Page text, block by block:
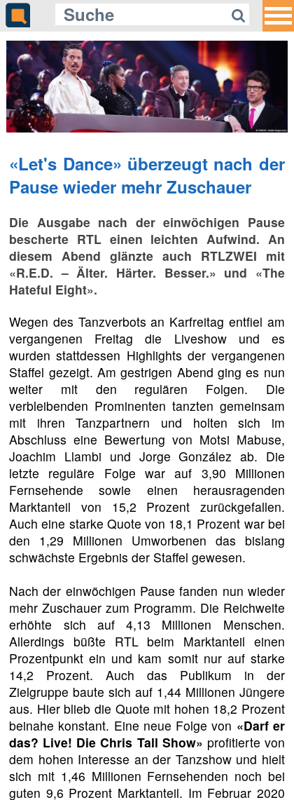
«Let's Dance» überzeugt nach der
Pause wieder mehr Zuschauer
Die Ausgabe nach der einwöchigen Pause
bescherte RTL einen leichten Aufwind. An
diesem Abend glänzte auch RTLZWEI mit
«R.E.D. – Älter. Härter. Besser.» und «The
Hateful Eight».
Wegen des Tanzverbots an Karfreitag entfiel am
vergangenen Freitag die Liveshow und es
wurden stattdessen Highlights der vergangenen
Staffel gezeigt. Am gestrigen Abend ging es nun
weiter mit den regulären Folgen. Die
verbleibenden Prominenten tanzten gemeinsam
mit ihren Tanzpartnern und holten sich im
Abschluss eine Bewertung von Motsi Mabuse,
Joachim Llambi und Jorge González ab. Die
letzte reguläre Folge war auf 3,90 Millionen
Fernsehende sowie einen herausragenden
Marktanteil von 15,2 Prozent zurückgefallen.
Auch eine starke Quote von 18,1 Prozent war bei
den 1,29 Millionen Umworbenen das bislang
schwächste Ergebnis der Staffel gewesen.
Nach der einwöchigen Pause fanden nun wieder
mehr Zuschauer zum Programm. Die Reichweite
erhöhte sich auf 4,13 Millionen Menschen.
Allerdings büßte RTL beim Marktanteil einen
Prozentpunkt ein und kam somit nur auf starke
14,2 Prozent. Auch das Publikum in der
Zielgruppe baute sich auf 1,44 Millionen Jüngere
aus. Hier blieb die Quote mit hohen 18,2 Prozent
beinahe konstant. Eine neue Folge von «Darf er
das? Live! Die Chris Tall Show» profitierte von
dem hohen Interesse an der Tanzshow und hielt
sich mit 1,46 Millionen Fernsehenden noch bei
guten 9,6 Prozent Marktanteil. Im Februar 2020